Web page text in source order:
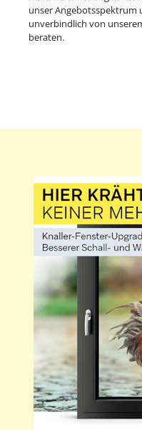
unser Angebotsspektrum
unverbindlich von
beraten.